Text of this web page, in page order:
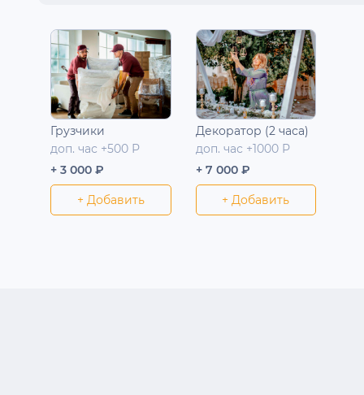
Грузчики
доп. час +500 Р
+ 3 000 ₽
+ Добавить
Декоратор (2 часа)
доп. час +1000 Р
+ 7 000 ₽
+ Добавить